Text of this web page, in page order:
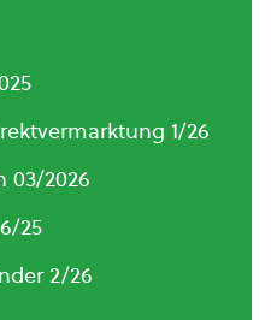
1/26
03/2026
25
2/26